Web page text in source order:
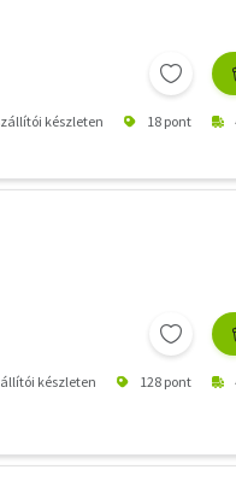
készleten 18 pont
készleten 128 pont